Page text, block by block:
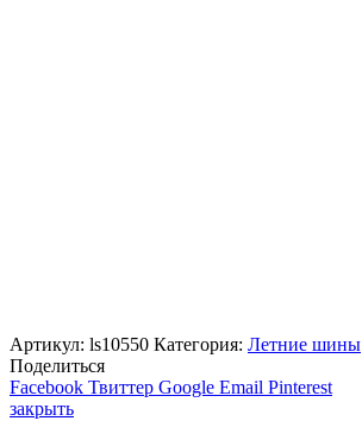
Артикул: ls10550 Категория: Летние шины
Поделиться
Facebook Твиттер Google Email Pinterest
закрыть